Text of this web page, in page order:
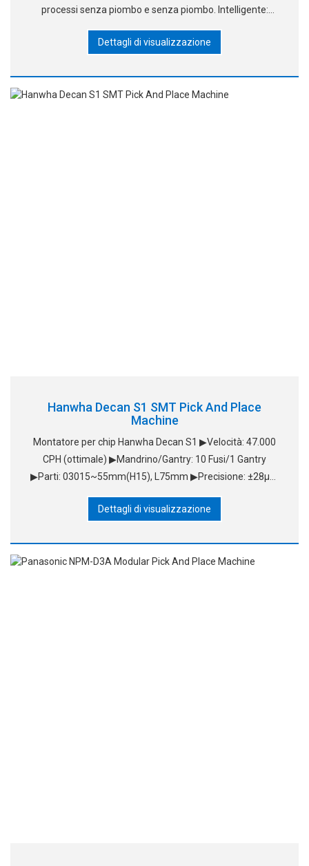
processi senza piombo e senza piombo. Intelligente:
memoria, h automatico
Dettagli di visualizzazione
Hanwha Decan S1 SMT Pick And Place
Machine
Montatore per chip Hanwha Decan S1 ▶Velocità: 47.000
CPH (ottimale) ▶Mandrino/Gantry: 10 Fusi/1 Gantry
▶Parti: 03015~55mm(H15), L75mm ▶Precisione: ±28μm
Dettagli di visualizzazione